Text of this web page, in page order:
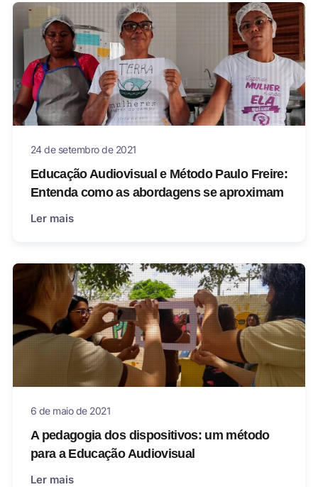
24 de setembro de 2021
Educação Audiovisual e Método Paulo Freire:
Entenda como as abordagens se aproximam
Ler mais
6 de maio de 2021
A pedagogia dos dispositivos: um método
para a Educação Audiovisual
Ler mais